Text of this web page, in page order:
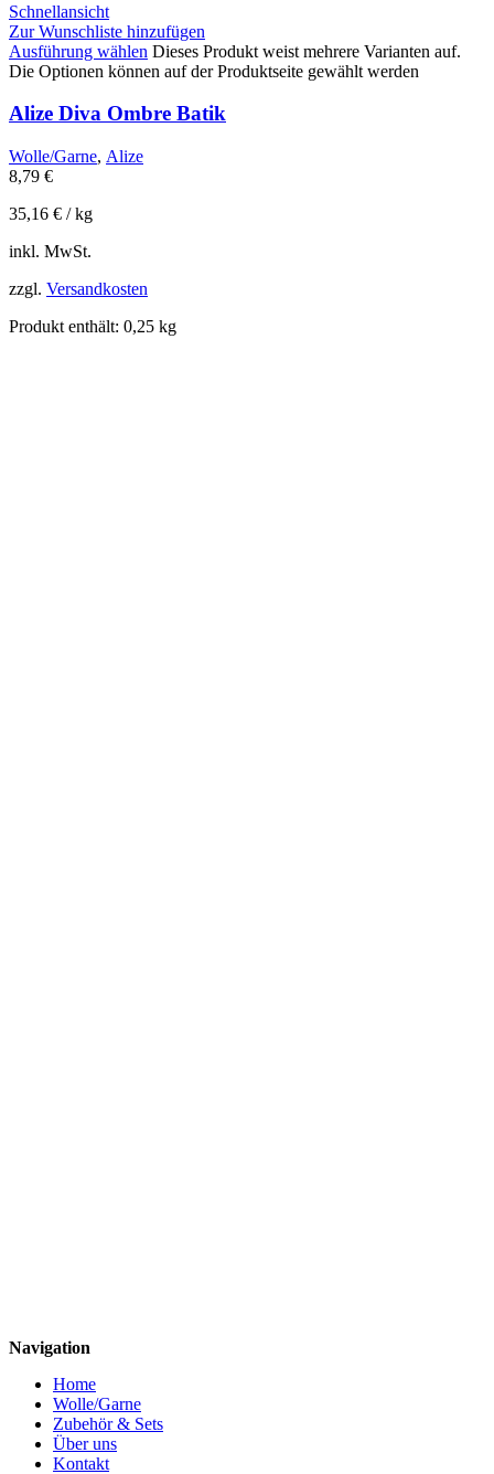
Schnellansicht
Zur Wunschliste hinzufügen
Ausführung wählen Dieses Produkt weist mehrere Varianten auf.
Die Optionen können auf der Produktseite gewählt werden
Alize Diva Ombre Batik
Wolle/Garne, Alize
8,79 €
35,16 € /kg
inkl. MwSt.
zzgl. Versandkosten
Produkt enthält: 0,25 kg
Navigation
Home
Wolle/Garne
Zubehör & Sets
Über uns
Kontakt